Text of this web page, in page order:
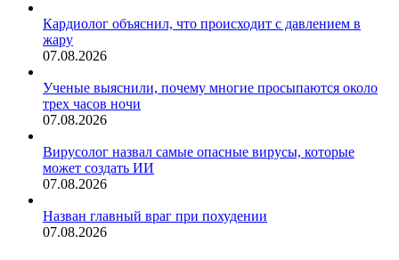
Кардиолог объяснил, что происходит с давлением в
жару
07.08.2026
Ученые выяснили, почему многие просыпаются около
трех часов ночи
07.08.2026
Вирусолог назвал самые опасные вирусы, которые
может создать ИИ
07.08.2026
Назван главный враг при похудении
07.08.2026